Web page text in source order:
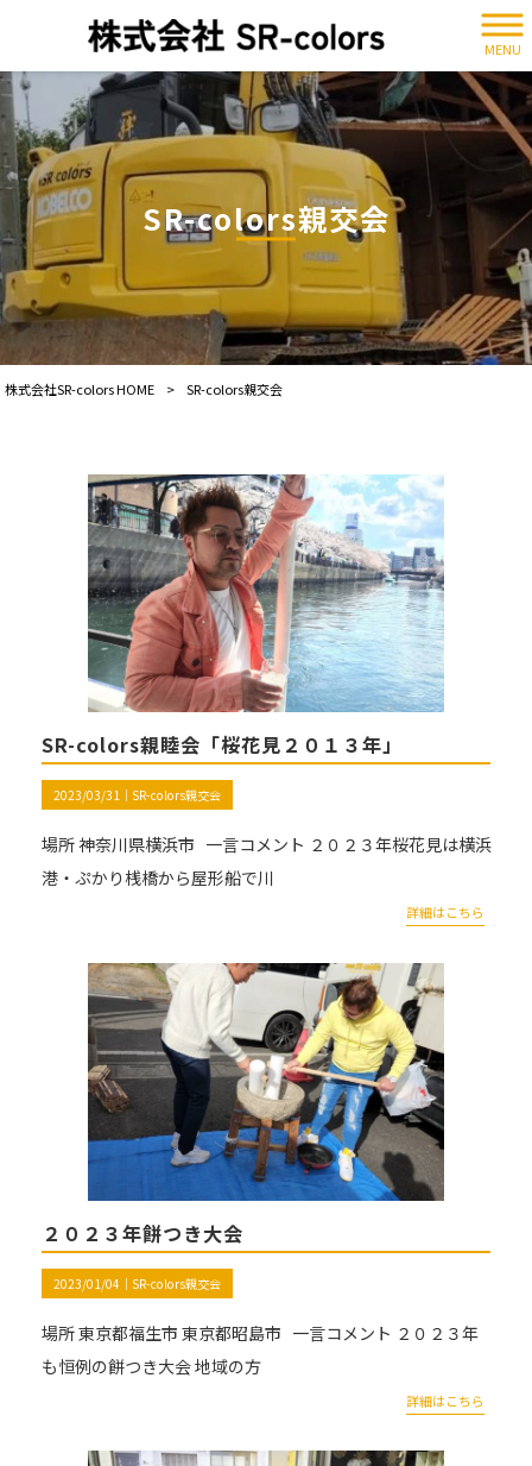
MENU
SR-colors親交会
株式会社SR-colors HOME > SR-colors親交会
SR-colors親睦会「桜花見２０１３年」
2023/03/31｜ SR-colors親交会
場所 神奈川県横浜市 一言コメント ２０２３年桜花見は横浜
港・ぷかり桟橋から屋形船で川
詳細はこちら
２０２３年餅つき大会
2023/01/04｜ SR-colors親交会
場所 東京都福生市 東京都昭島市 一言コメント ２０２３年
も恒例の餅つき大会 地域の方
詳細はこちら